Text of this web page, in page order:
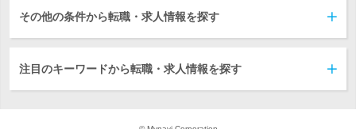
その他の条件から転職・求人情報を探す
注目のキーワードから転職・求人情報を探す